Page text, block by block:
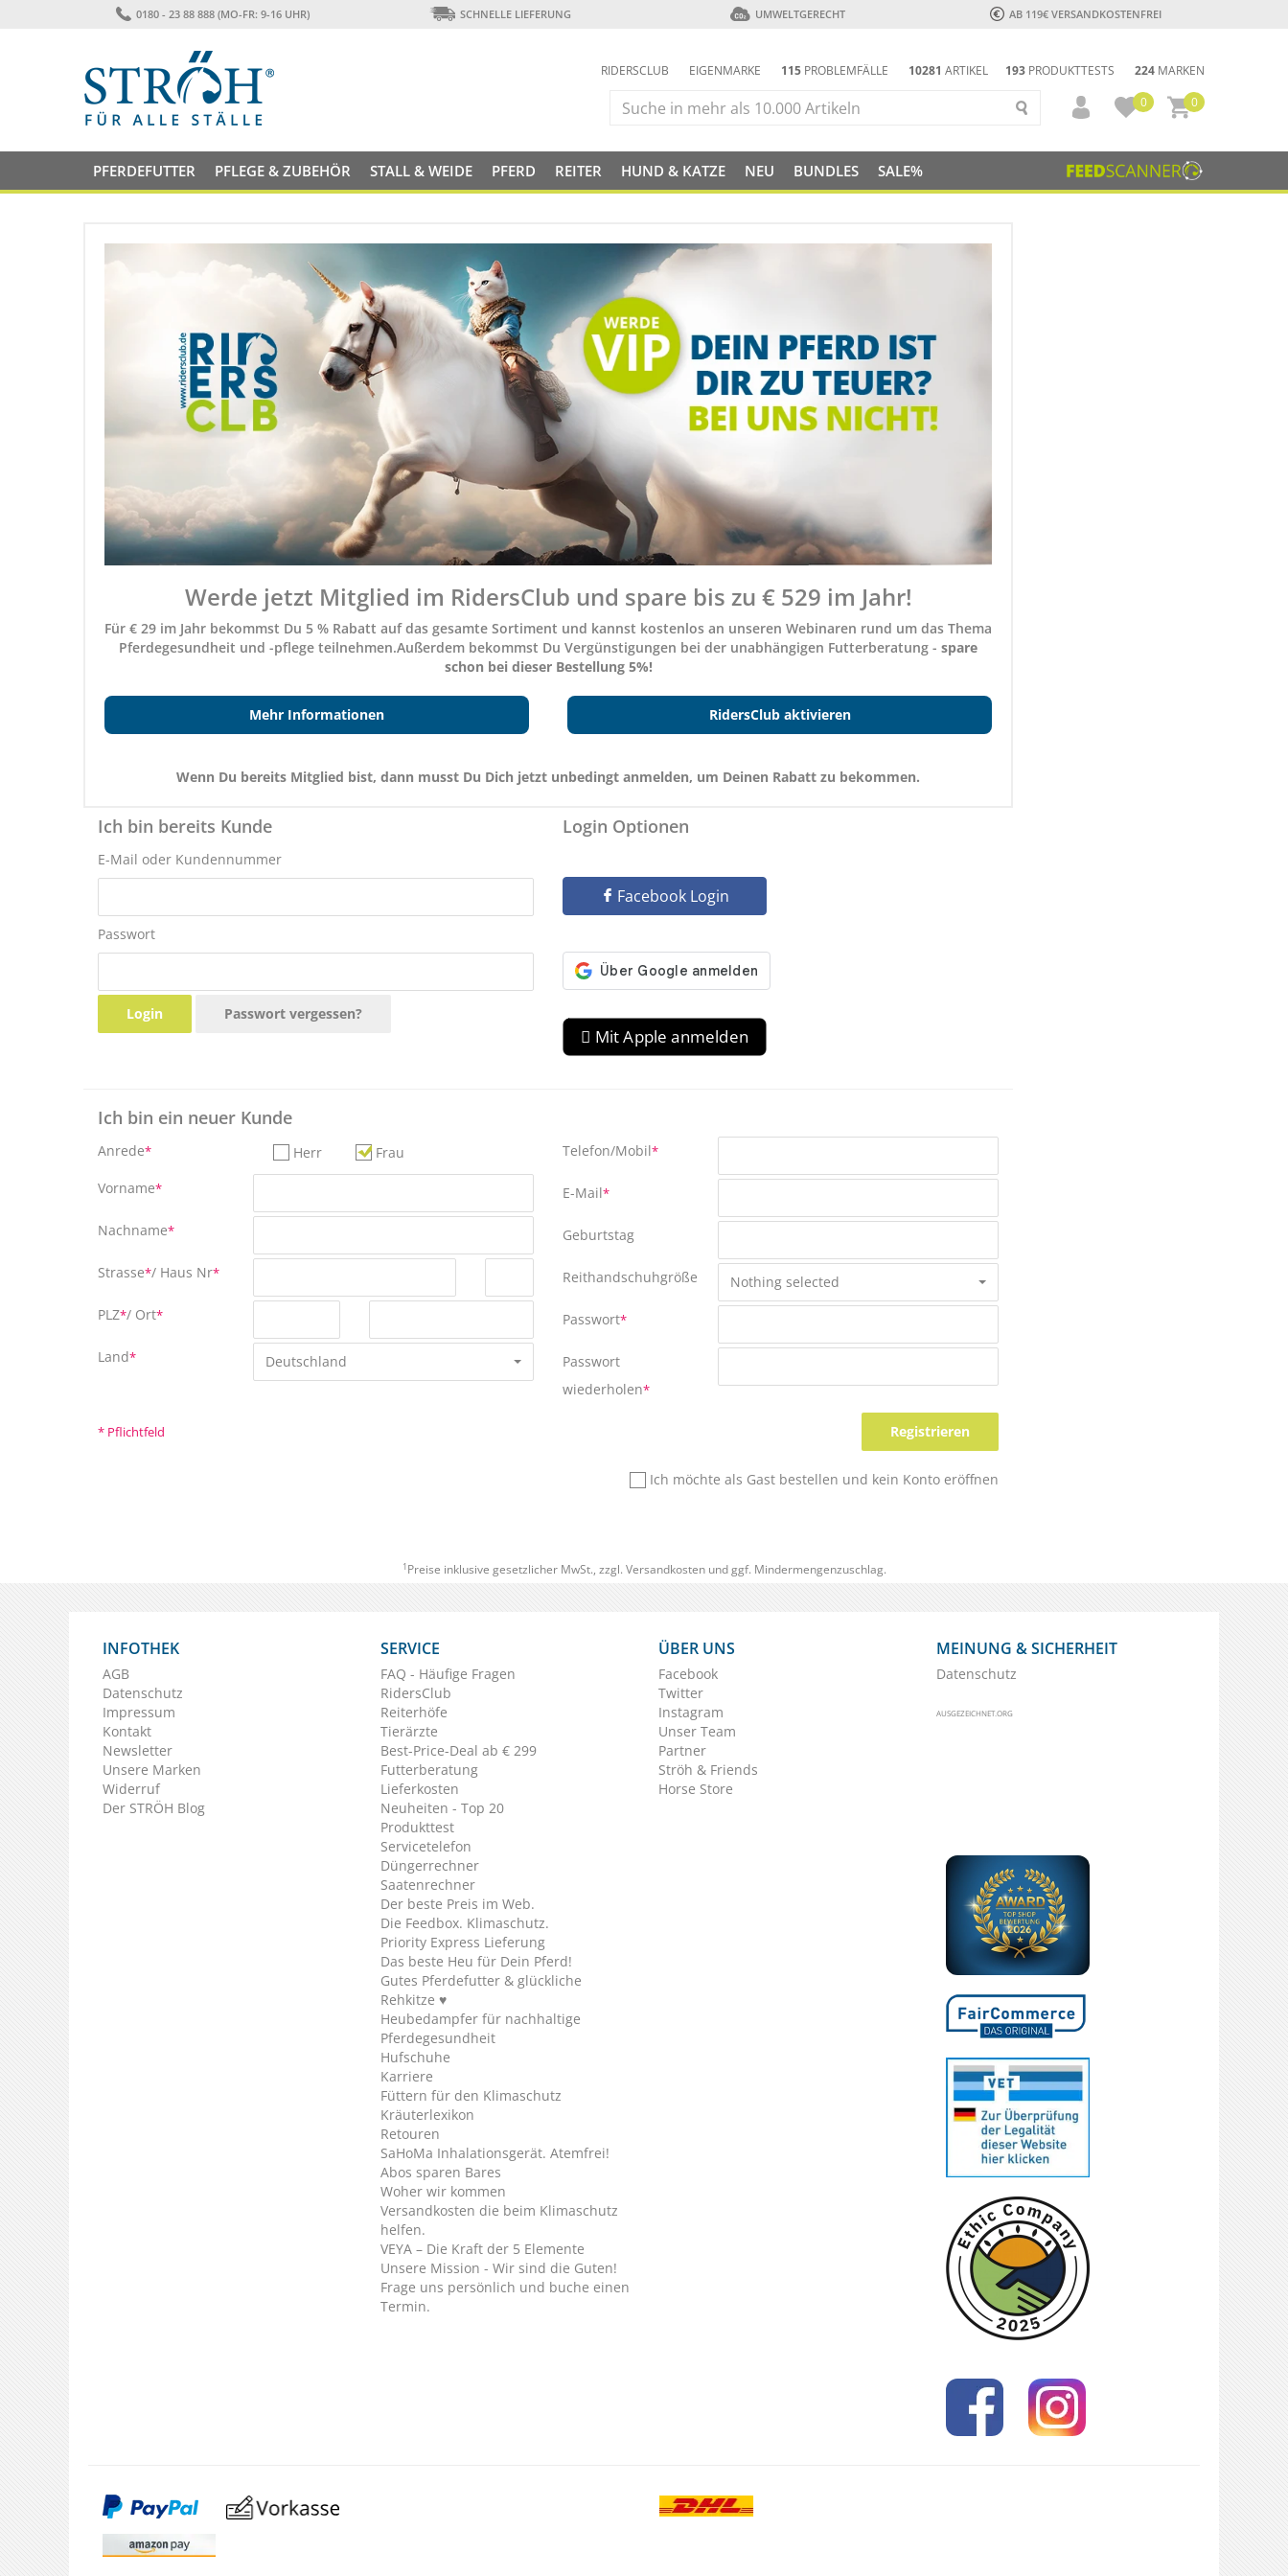
0180 - 23 88 888 (MO-FR: 9-16 UHR) SCHNELLE LIEFERUNG UMWELTGERECHT AB 119€ VERSANDKOSTENFREI
193 PRODUKTTESTS 224 MARKEN
RIDERSCLUB EIGENMARKE 115 PROBLEMFÄLLE 10281 ARTIKEL
0
0
PFERDEFUTTER PFLEGE & ZUBEHÖR STALL & WEIDE PFERD REITER HUND & KATZE NEU BUNDLES SALE%
Werde jetzt Mitglied im RidersClub und spare bis zu € 529 im Jahr!
Für € 29 im Jahr bekommst Du 5 % Rabatt auf das gesamte Sortiment und kannst kostenlos an unseren Webinaren rund um das Thema
Pferdegesundheit und -pflege teilnehmen.Außerdem bekommst Du Vergünstigungen bei der unabhängigen Futterberatung - spare
schon bei dieser Bestellung 5%!
Mehr Informationen RidersClub aktivieren
Wenn Du bereits Mitglied bist, dann musst Du Dich jetzt unbedingt anmelden, um Deinen Rabatt zu bekommen.
Ich bin bereits Kunde
E-Mail oder Kundennummer
Passwort
Login Passwort vergessen?
Login Optionen
Facebook Login
 Mit Apple anmelden
Ich bin ein neuer Kunde
Anrede* Herr
Frau
Vorname*
Nachname*
Strasse*/ Haus Nr*
PLZ*/ Ort*
Land* Deutschland
Telefon/Mobil*
E-Mail*
Geburtstag
Reithandschuhgröße Nothing selected
Passwort*
Passwort
wiederholen*
* Pflichtfeld Registrieren
Ich möchte als Gast bestellen und kein Konto eröffnen
1 Preise inklusive gesetzlicher MwSt., zzgl. Versandkostenund ggf. Mindermengenzuschlag.
INFOTHEK
AGB
Datenschutz
Impressum
Kontakt
Newsletter
Unsere Marken
Widerruf
Der STRÖH Blog
SERVICE
FAQ - Häufige Fragen
RidersClub
Reiterhöfe
Tierärzte
Best-Price-Deal ab € 299
Futterberatung
Lieferkosten
Neuheiten - Top 20
Produkttest
Servicetelefon
Düngerrechner
Saatenrechner
Der beste Preis im Web.
Die Feedbox. Klimaschutz.
Priority Express Lieferung
Das beste Heu für Dein Pferd!
Gutes Pferdefutter & glückliche
Rehkitze ♥
Heubedampfer für nachhaltige
Pferdegesundheit
Hufschuhe
Karriere
Füttern für den Klimaschutz
Kräuterlexikon
Retouren
SaHoMa Inhalationsgerät. Atemfrei!
Abos sparen Bares
Woher wir kommen
Versandkosten die beim Klimaschutz
helfen.
VEYA – Die Kraft der 5 Elemente
Unsere Mission - Wir sind die Guten!
Frage uns persönlich und buche einen
Termin.
ÜBER UNS
Facebook
Twitter
Instagram
Unser Team
Partner
Ströh & Friends
Horse Store
MEINUNG & SICHERHEIT
Datenschutz
AUSGEZEICHNET.ORG